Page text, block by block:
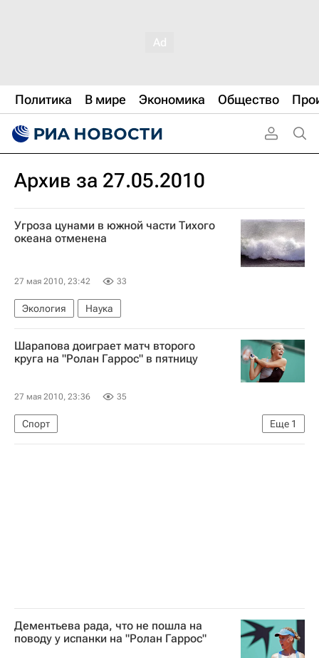
Политика В мире Экономика Общество
Архив за 27.05.2010
Угроза цунами в южной части Тихого
океана отменена
27 мая 2010, 23:42 33
Экология Наука
Шарапова доиграет матч второго
круга на "Ролан Гаррос" в пятницу
27 мая 2010, 23:36 35
Еще 1
Спорт
Открытый чемпионат Франции по теннису-2010
Дементьева рада, что не пошла на
поводу у испанки на "Ролан Гаррос"